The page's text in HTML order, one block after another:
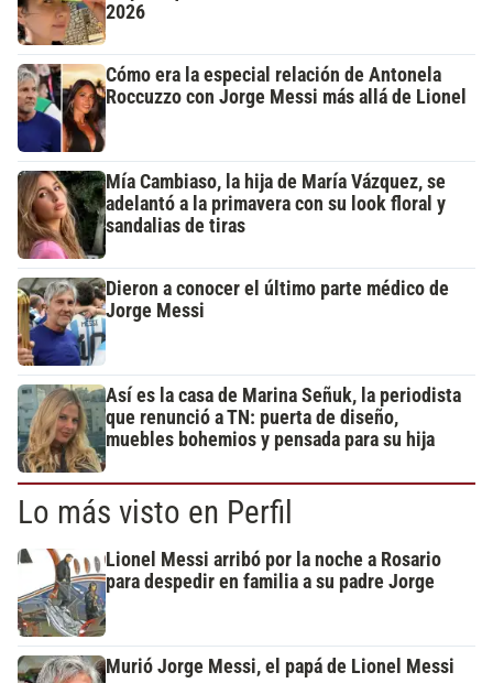
2026
Cómo era la especial relación de Antonela
Roccuzzo con Jorge Messi más allá de Lionel
Mía Cambiaso, la hija de María Vázquez, se
adelantó a la primavera con su look floral y
sandalias de tiras
Dieron a conocer el último parte médico de
Jorge Messi
Así es la casa de Marina Señuk, la periodista
que renunció a TN: puerta de diseño,
muebles bohemios y pensada para su hija
Lo más visto en Perfil
Lionel Messi arribó por la noche a Rosario
para despedir en familia a su padre Jorge
Murió Jorge Messi, el papá de Lionel Messi